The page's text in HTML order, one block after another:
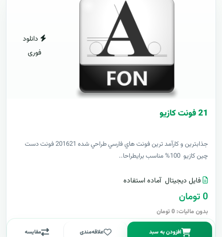
دانلود
فوری
21 فونت کازيو
جذابترين و کارآمد ترين فونت هاي فارسي طراحي شده 201621 فونت دست
چين کازيو 100% مناسب برايطراحا..
فایل دیجیتال آماده استفاده
0 تومان
بدون مالیات: 0 تومان
افزودن به سبد علاقه‌مندی مقایسه